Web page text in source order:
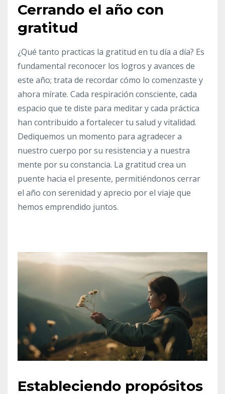
Cerrando el año con
gratitud
¿Qué tanto practicas la gratitud en tu día a día? Es
fundamental reconocer los logros y avances de
este año; trata de recordar cómo lo comenzaste y
ahora mírate. Cada respiración consciente, cada
espacio que te diste para meditar y cada práctica
han contribuido a fortalecer tu salud y vitalidad.
Dediquemos un momento para agradecer a
nuestro cuerpo por su resistencia y a nuestra
mente por su constancia. La gratitud crea un
puente hacia el presente, permitiéndonos cerrar
el año con serenidad y aprecio por el viaje que
hemos emprendido juntos.
Estableciendo propósitos